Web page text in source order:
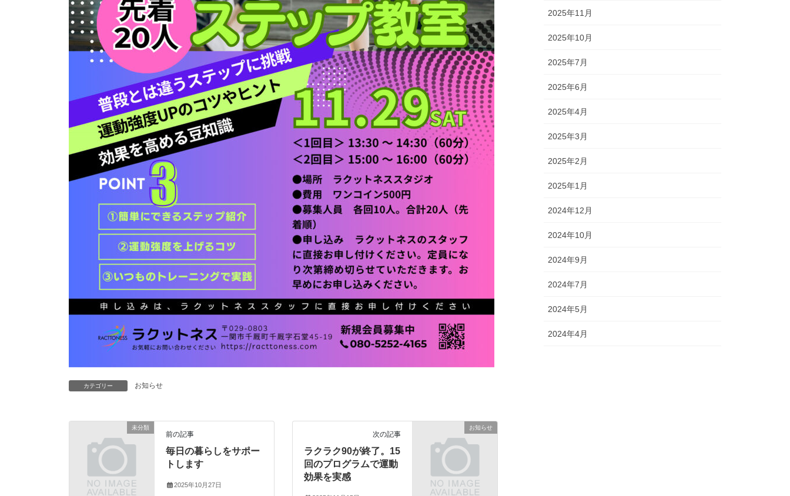
カテゴリー お知らせ
未分類
前の記事
毎日の暮らしをサポー
トします
2025年10月27日
お知らせ
次の記事
ラクラク90が終了。15
回のプログラムで運動
効果を実感
2025年11月
2025年10月
2025年7月
2025年6月
2025年4月
2025年3月
2025年2月
2025年1月
2024年12月
2024年10月
2024年9月
2024年7月
2024年5月
2024年4月